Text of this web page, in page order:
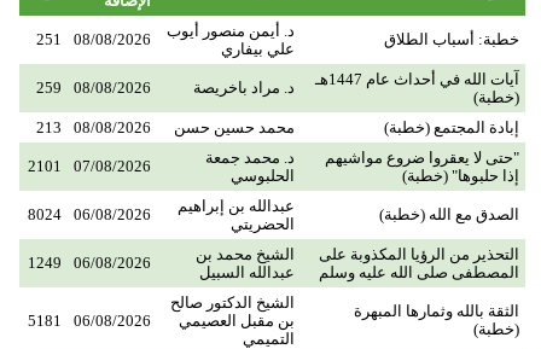
خطبة: أسباب الطلاق
د. أيمن منصور أيوب
علي بيفاري
08/08/2026
251
آيات الله في أحداث عام 1447هـ
(خطبة)
د. مراد باخريصة 08/08/2026
259
إبادة المجتمع (خطبة) محمد حسين حسن 08/08/2026
213
"حتى لا يعقروا ضروع مواشيهم
إذا حلبوها" (خطبة)
د. محمد جمعة
الحلبوسي
07/08/2026
2101
الصدق مع الله (خطبة)
عبدالله بن إبراهيم
الحضريتي
06/08/2026
8024
التحذير من الرؤيا المكذوبة على
المصطفى صلى الله عليه وسلم
الشيخ محمد بن
عبدالله السبيل
06/08/2026
1249
الثقة بالله وثمارها المبهرة
(خطبة)
الشيخ الدكتور صالح
بن مقبل العصيمي
التميمي
06/08/2026
5181